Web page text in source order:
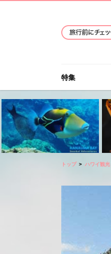
特集
トップ ハワイ観光